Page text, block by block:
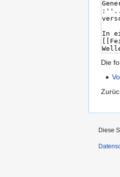
Die
Diese